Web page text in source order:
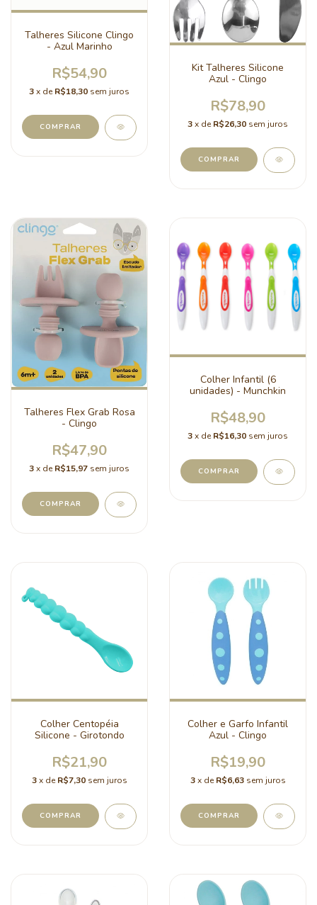
Talheres Silicone Clingo
- Azul Marinho
R$54,90
3x de R$18,30 sem juros
Kit Talheres Silicone
Azul - Clingo
R$78,90
3x de R$26,30 sem juros
Talheres Flex Grab Rosa
- Clingo
R$47,90
3x de R$15,97 sem juros
Colher Infantil (6
unidades) - Munchkin
R$48,90
3x de R$16,30 sem juros
Colher Centopéia
Silicone - Girotondo
R$21,90
3 x de R$7,30 sem juros
Colher e Garfo Infantil
Azul - Clingo
R$19,90
3 x de R$6,63 sem juros
COMPRAR